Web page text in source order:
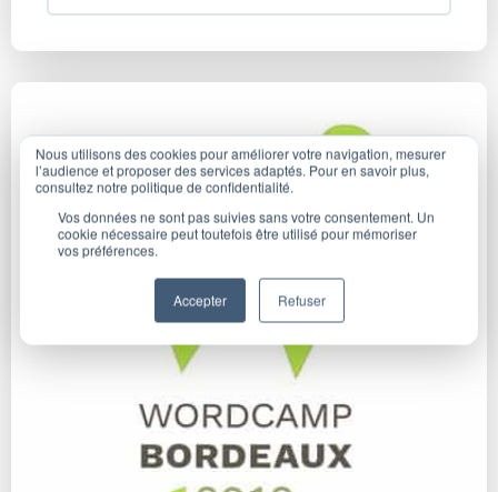
Nous utilisons des cookies pour améliorer votre navigation, mesurer
l’audience et proposer des services adaptés. Pour en savoir plus,
consultez notre politique de confidentialité.
Vos données ne sont pas suivies sans votre consentement. Un
cookie nécessaire peut toutefois être utilisé pour mémoriser
vos préférences.
Accepter Refuser